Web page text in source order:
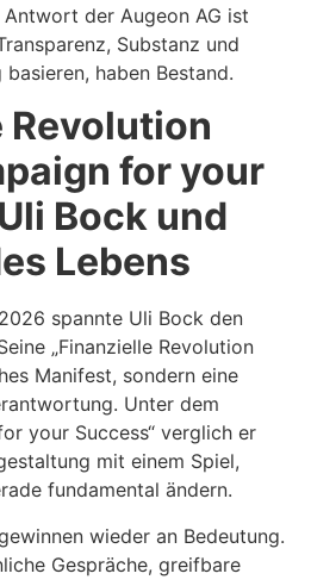
der Augeon AG ist
Substanz und
haben Bestand.
Revolution
for your
Bock und
Lebens
spannte Uli Bock den
„Finanzielle Revolution
Manifest, sondern eine
Unter dem
your Success“ verglich er
mit einem Spiel,
fundamental ändern.
wieder an Bedeutung.
Gespräche, greifbare